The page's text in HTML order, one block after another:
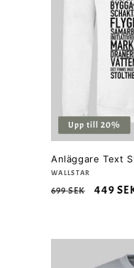
Upp till 20%
Anläggare Text
Säljare:
WALLSTAR
Ordinarie
699 SEK 449